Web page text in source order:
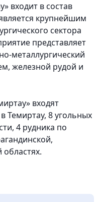
входит в состав
крупнейшим
сектора
представляет
металлургический
железной рудой и
входят
Темиртау, 8 угольных
4 рудника по